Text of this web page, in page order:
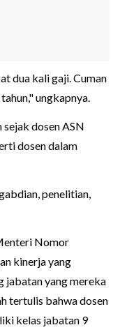
dua kali gaji. Cuman
ungkapnya.
dosen ASN
dosen dalam
penelitian,
Nomor
kinerja yang
jabatan yang mereka
tertulis bahwa dosen
kelas jabatan 9